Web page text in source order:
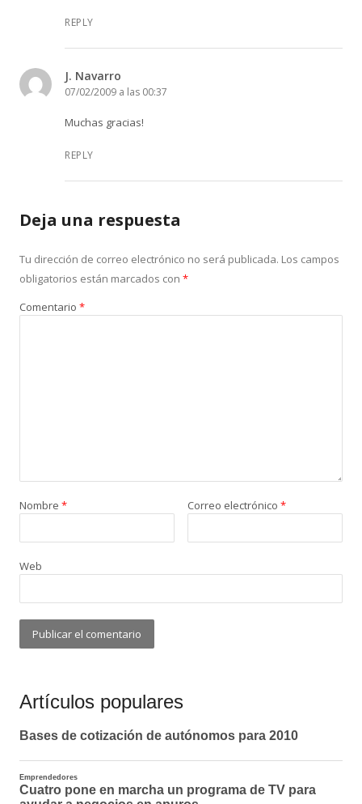
REPLY
J. Navarro
07/02/2009 a las 00:37
Muchas gracias!
REPLY
Deja una respuesta
Tu dirección de correo electrónico no será publicada. Los campos
obligatorios están marcados con *
Comentario *
Nombre * Correo electrónico *
Web
Artículos populares